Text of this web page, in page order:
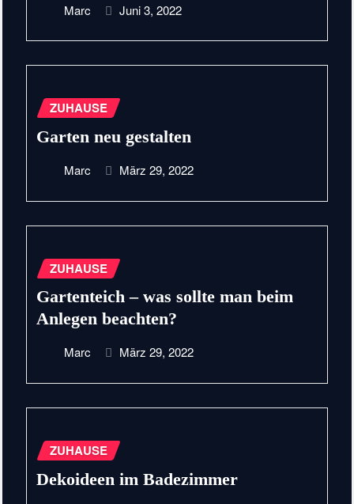
Marc Juni 3, 2022
ZUHAUSE
Garten neu gestalten
Marc März 29, 2022
ZUHAUSE
Gartenteich – was sollte man beim
Anlegen beachten?
Marc März 29, 2022
ZUHAUSE
Dekoideen im Badezimmer